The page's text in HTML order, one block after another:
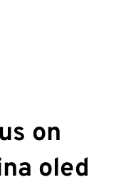
on
oled